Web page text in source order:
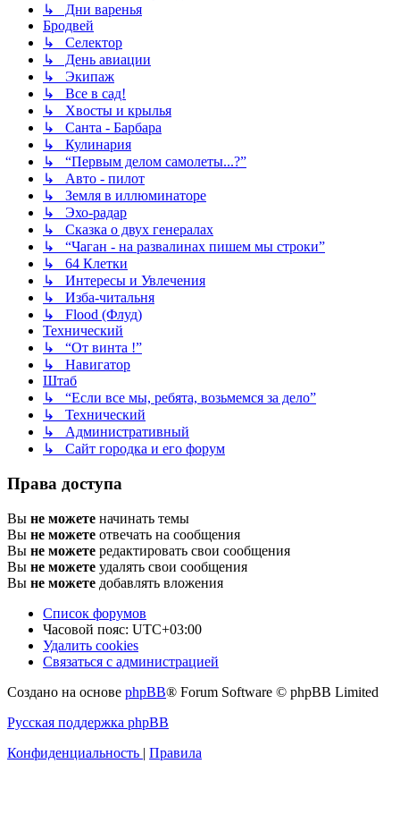
↳ Дни варенья
Бродвей
↳ Селектор
↳ День авиации
↳ Экипаж
↳ Все в сад!
↳ Хвосты и крылья
↳ Санта - Барбара
↳ Кулинария
↳ “Первым делом самолеты...?”
↳ Авто - пилот
↳ Земля в иллюминаторе
↳ Эхо-радар
↳ Сказка о двух генералах
↳ “Чаган - на развалинах пишем мы строки”
↳ 64 Клетки
↳ Интересы и Увлечения
↳ Изба-читальня
↳ Flood (Флуд)
Технический
↳ “От винта !”
↳ Навигатор
Штаб
↳ “Если все мы, ребята, возьмемся за дело”
↳ Технический
↳ Административный
↳ Сайт городка и его форум
Права доступа
Вы не можете начинать темы
Вы не можете отвечать на сообщения
Вы не можете редактировать свои сообщения
Вы не можете удалять свои сообщения
Вы не можете добавлять вложения
Список форумов
Часовой пояс: UTC+03:00
Удалить cookies
Связаться с администрацией
Создано на основе phpBB® Forum Software © phpBB Limited
Русская поддержка phpBB
Конфиденциальность | Правила